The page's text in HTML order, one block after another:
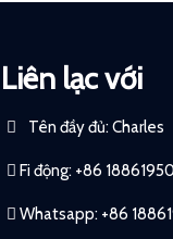
Liên lạc với
Tên đầy đủ: Charles
Fi động: +86
Whatsapp: +86